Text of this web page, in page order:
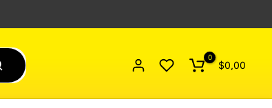
0
$0,00